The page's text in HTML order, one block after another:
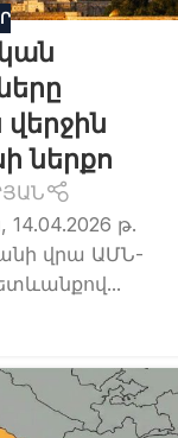
ներքո
թ.
վրա ԱՄՆ-